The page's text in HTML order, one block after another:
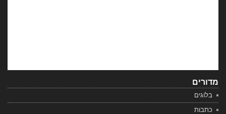
מדורים
בלוגים
כתבות